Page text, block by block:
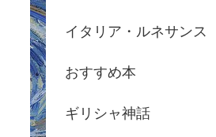
イタリア・ルネサンス
おすすめ本
ギリシャ神話